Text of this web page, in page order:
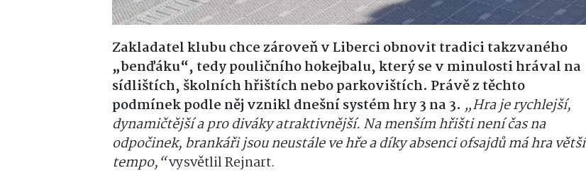
Zakladatel klubu chce zároveň v Liberci obnovit tradici takzvaného
„benďáku“, tedy pouličního hokejbalu, který se v minulosti hrával na
sídlištích, školních hřištích nebo parkovištích. Právě z těchto
podmínek podle něj vznikl dnešní systém hry 3 na 3. „Hra je rychlejší,
dynamičtější a pro diváky atraktivnější. Na menším hřišti není čas na
odpočinek, brankáři jsou neustále ve hře a díky absenci ofsajdů má hra větší
tempo,“vysvětlil Rejnart.